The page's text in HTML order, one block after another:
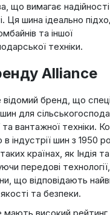
що вимагає
Ця шина ідеально
та іншої
техніки.
Alliance
бренд, що
для
вантажної техніки.
індустрії шин з 1950
країнах, як Індія та
передові
що відповідають
та безпеки.